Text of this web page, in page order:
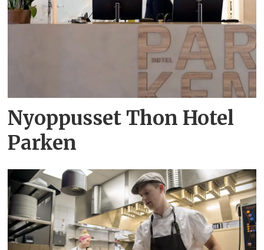
Nyoppusset Thon Hotel
Parken